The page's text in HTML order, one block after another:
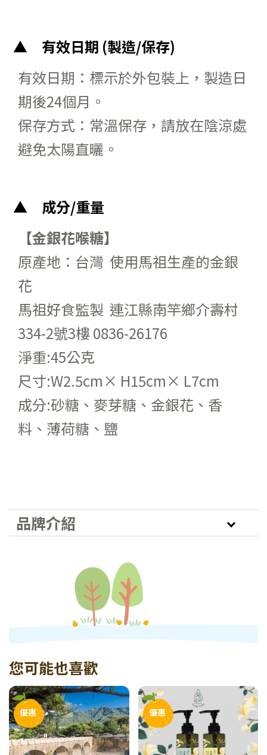
有效日期 (製造/保存)
有效日期：標示於外包裝上，製造日
期後24個月。
保存方式：常溫保存，請放在陰涼處
避免太陽直曬。
成分/重量
【金銀花喉糖】
原產地：台灣  使用馬祖生產的金銀
花
馬祖好食監製  連江縣南竿鄉介壽村
334-2號3樓 0836-26176
淨重:45公克
尺寸:W2.5cm× H15cm× L7cm
成分:砂糖、麥芽糖、金銀花、香
料、薄荷糖、鹽
品牌介紹
您可能也喜歡
優惠 優惠